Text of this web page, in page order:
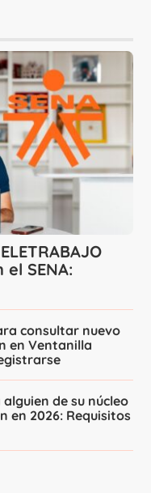
SENA:
consultar nuevo
en Ventanilla
de su núcleo
en 2026: Requisitos